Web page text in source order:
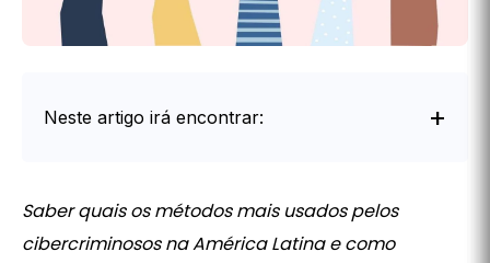
Neste artigo irá encontrar:
Saber quais os métodos mais usados pelos
cibercriminosos na América Latina e como